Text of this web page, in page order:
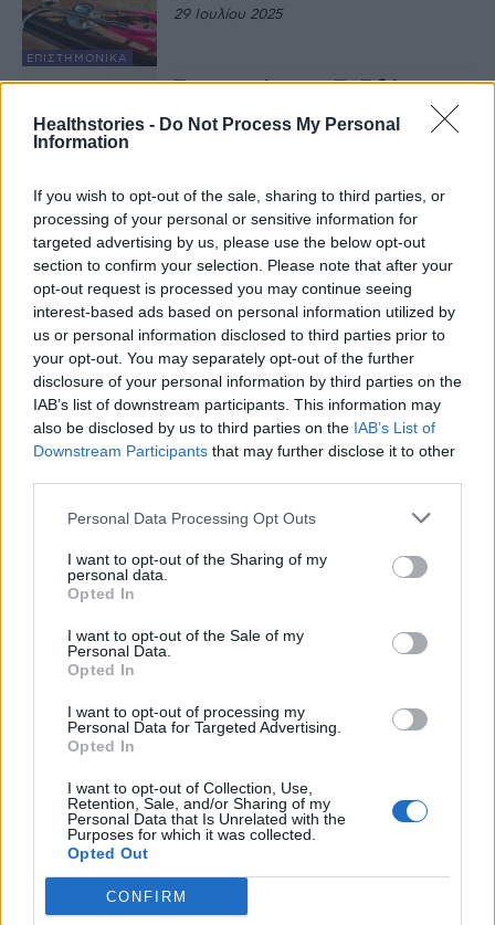
Healthstories - Do Not Process My Personal
Information
If you wish to opt-out of the sale, sharing to third parties, or
processing of your personal or sensitive information for
targeted advertising by us, please use the below opt-out
section to confirm your selection. Please note that after your
opt-out request is processed you may continue seeing
interest-based ads based on personal information utilized by
us or personal information disclosed to third parties prior to
your opt-out. You may separately opt-out of the further
disclosure of your personal information by third parties on the
IAB’s list of downstream participants. This information may
also be disclosed by us to third parties on the IAB’s List of
Downstream Participants that may further disclose it to other
Personal Data Processing Opt Outs
I want to opt-out of the Sharing of my
personal data.
Opted In
I want to opt-out of the Sale of my
Personal Data.
Opted In
I want to opt-out of processing my
Personal Data for Targeted Advertising.
Opted In
I want to opt-out of Collection, Use,
Retention, Sale, and/or Sharing of my
Personal Data that Is Unrelated with the
Purposes for which it was collected.
Opted Out
CONFIRM
EΠΙΣΤΗΜΟΝΙΚΆ
29 Ιουλίου 2025
ΆΣΚΗΣΗ
Προεμμηνόπαυση: Τα 7 βήματα
16 Ιουλίου 2025
Καλοκαίρι: Πώς να αποφύγουμε
εγκαύματα και τσιμπήματα
9 Ιουλίου 2025
Νόσος του Κολυμβητή: Όταν το
καλοκαίρι γίνεται επώδυνο για τα
4 Ιουλίου 2025
1 2 3
9 πράγματα που δεν πρέπει να
λέτε σε έναν επισκέπτη
27 Φεβρουαρίου 2026
Πάνω από 100 μωρά έχουν
γεννηθεί μέσω εξωσωματικής, με
την υποστήριξη της Be-Live
27 Φεβρουαρίου 2026